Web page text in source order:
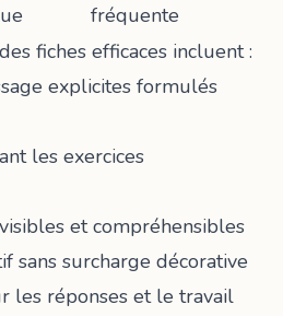
fréquente
fiches efficaces incluent :
explicites formulés
les exercices
et compréhensibles
sans surcharge décorative
les réponses et le travail